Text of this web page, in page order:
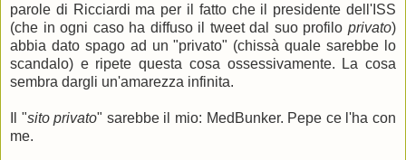
parole di Ricciardi ma per il fatto che il presidente dell'ISS
(che in ogni caso ha diffuso il tweet dal suo profilo privato)
abbia dato spago ad un "privato" (chissà quale sarebbe lo
scandalo) e ripete questa cosa ossessivamente. La cosa
sembra dargli un'amarezza infinita.
Il "sito privato" sarebbe il mio: MedBunker. Pepe ce l'ha con
me.